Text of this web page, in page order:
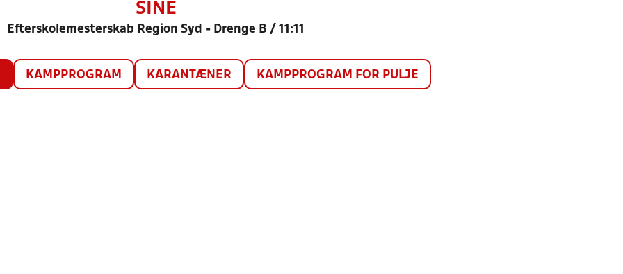
SINE
Efterskolemesterskab Region Syd - Drenge B / 11:11
KAMPPROGRAM KARANTÆNER KAMPPROGRAM FOR PULJE